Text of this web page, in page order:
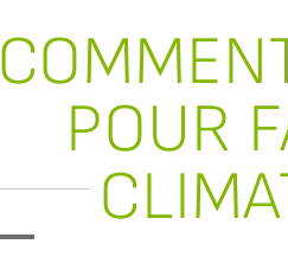
POUR